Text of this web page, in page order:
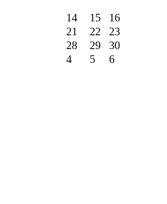
14 15
16
21 22
23
28 29
30
4 5 6